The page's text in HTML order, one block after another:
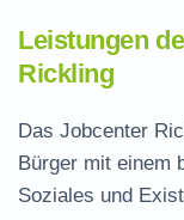
Leistungen
Rickling
Das Jobcenter
Bürger mit einem
Soziales und